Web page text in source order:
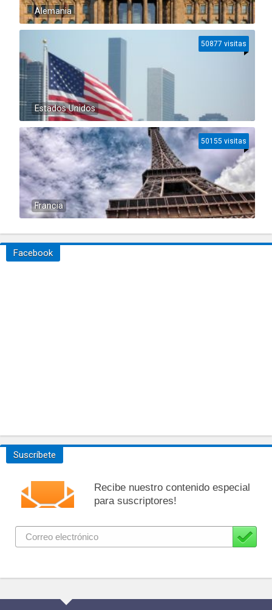
Alemania
Estados Unidos
50877 visitas
Francia
50155 visitas
Facebook
Suscríbete
Recibe nuestro contenido especial
para suscriptores!